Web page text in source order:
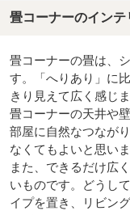
畳コーナーのインテ
畳コーナーの畳は、
す。「へりあり」に
きり見えて広く感じま
畳コーナーの天井や
部屋に自然なつなが
なくてもよいと思いま
また、できるだけ広
いものです。どうし
イプを置き、リビン